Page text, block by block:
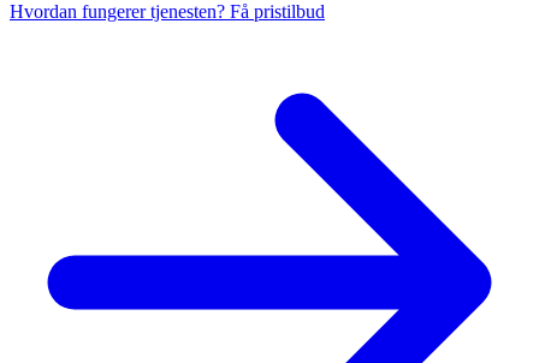
Hvordan fungerer tjenesten? Få pristilbud